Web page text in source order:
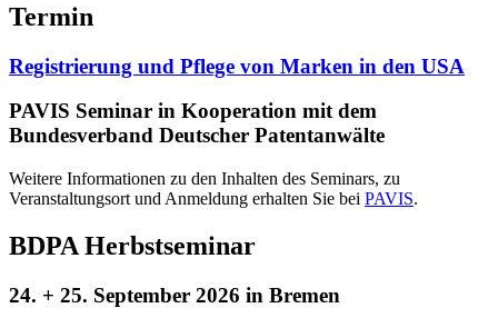
Termin
Registrierung und Pflege von Marken in den USA
PAVIS Seminar in Kooperation mit dem
Bundesverband Deutscher Patentanwälte
Weitere Informationen zu den Inhalten des Seminars, zu
Veranstaltungsort und Anmeldung erhalten Sie bei PAVIS.
BDPA Herbstseminar
24. + 25. September 2026 in Bremen